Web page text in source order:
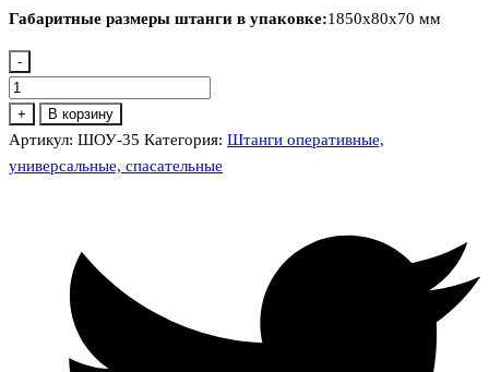
Габаритные размеры штанги в упаковке:1850х80х70 мм
-
Количество
товара
ШОУ-35
Штанга
+ В корзину
Артикул: ШОУ-35 Категория: Штанги оперативные,
универсальные, спасательные